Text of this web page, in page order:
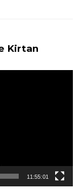
Kirtan
11:55:01